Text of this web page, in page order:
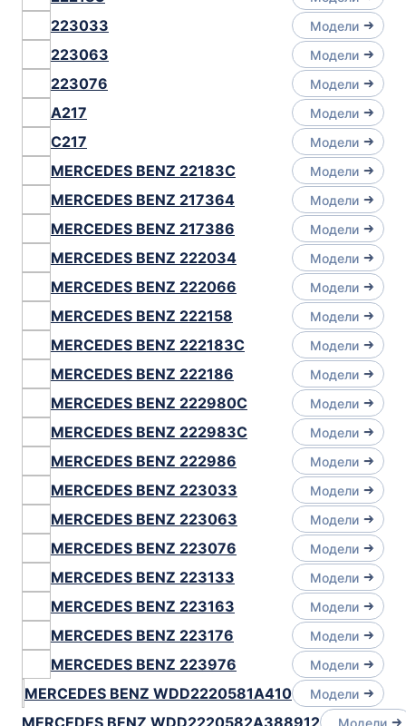
223033 Модели
223063 Модели
223076 Модели
A217 Модели
C217 Модели
MERCEDES BENZ 22183C Модели
MERCEDES BENZ 217364 Модели
MERCEDES BENZ 217386 Модели
MERCEDES BENZ 222034 Модели
MERCEDES BENZ 222066 Модели
MERCEDES BENZ 222158 Модели
MERCEDES BENZ 222183C Модели
MERCEDES BENZ 222186 Модели
MERCEDES BENZ 222980C Модели
MERCEDES BENZ 222983C Модели
MERCEDES BENZ 222986 Модели
MERCEDES BENZ 223033 Модели
MERCEDES BENZ 223063 Модели
MERCEDES BENZ 223076 Модели
MERCEDES BENZ 223133 Модели
MERCEDES BENZ 223163 Модели
MERCEDES BENZ 223176 Модели
MERCEDES BENZ 223976 Модели
MERCEDES BENZ WDD2220581A410 Модели
MERCEDES BENZ WDD2220582A388912 Модели